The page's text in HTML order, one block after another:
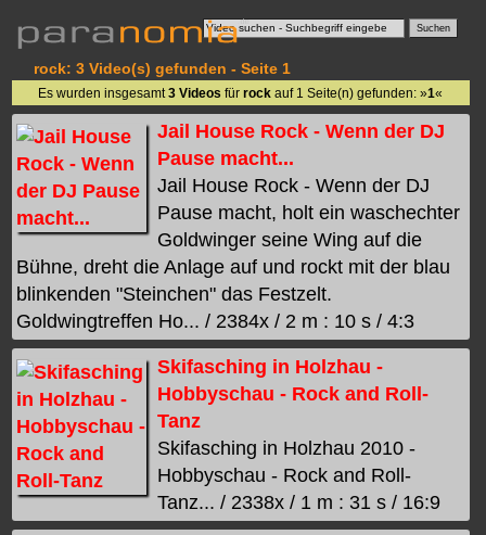
rock: 3 Video(s) gefunden - Seite 1
Es wurden insgesamt3 Videos fürrock auf 1 Seite(n) gefunden: »1«
Jail House Rock - Wenn der DJ
Pause macht...
Jail House Rock - Wenn der DJ
Pause macht, holt ein waschechter
Goldwinger seine Wing auf die
Bühne, dreht die Anlage auf und rockt mit der blau
blinkenden "Steinchen" das Festzelt.
Goldwingtreffen Ho... / 2384x / 2 m : 10 s / 4:3
Skifasching in Holzhau -
Hobbyschau - Rock and Roll-
Tanz
Skifasching in Holzhau 2010 -
Hobbyschau - Rock and Roll-
Tanz... / 2338x / 1 m : 31 s / 16:9